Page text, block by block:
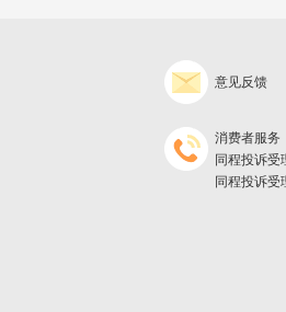
意见反馈
消费者服务
同程投诉受
同程投诉受